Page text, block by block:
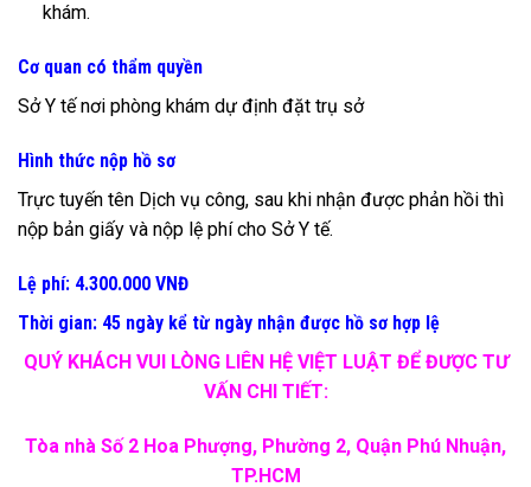
khám.
Cơ quan có thẩm quyền
Sở Y tế nơi phòng khám dự định đặt trụ sở
Hình thức nộp hồ sơ
Trực tuyến tên Dịch vụ công, sau khi nhận được phản hồi thì
nộp bản giấy và nộp lệ phí cho Sở Y tế.
Lệ phí: 4.300.000 VNĐ
Thời gian: 45 ngày kể từ ngày nhận được hồ sơ hợp lệ
QUÝ KHÁCH VUI LÒNG LIÊN HỆ VIỆT LUẬT ĐỂ ĐƯỢC TƯ
VẤN CHI TIẾT:
Tòa nhà Số 2 Hoa Phượng, Phường 2, Quận Phú Nhuận,
TP.HCM